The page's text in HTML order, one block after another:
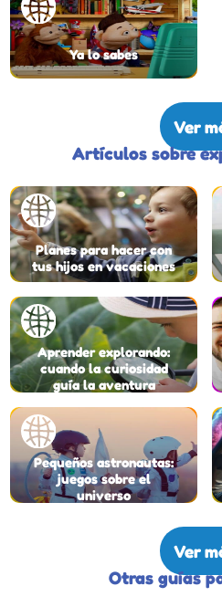
Ya lo sabes
Ver
Artículos sobre
Planes para hacer con
tus hijos en vacaciones
Aprender explorando:
cuando la curiosidad
guía la aventura
Pequeños astronautas:
juegos sobre el
universo
Ver
Otras guías